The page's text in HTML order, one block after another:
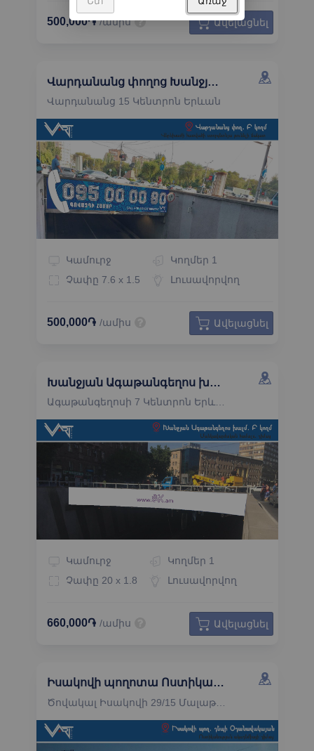
Ավելացնել
500,000֏ /ամիս
Վարդանանց փողոց Խանջյան փողոցի հետ հատման ստորգետնյա թունել
Վարդանանց 15 Կենտրոն Երևան
Կամուրջ
Չափը 7.6 x 1.5
Կողմեր 1
Լուսավորվող
Ավելացնել
500,000֏ /ամիս
Խանջյան Ագաթանգեղոս խաչմերուկի թունել
Կամուրջ
Չափը 20 x 1.8
Կողմեր 1
Լուսավորվող
Ավելացնել
660,000֏ /ամիս
Իսակովի պողոտա Ոստիկանության ակադեմիայի դիմացի կամուրջի ճակատ
Ծովակալ Իսակովի 29/15 Մալաթիա-Սեբաստիա Երևան